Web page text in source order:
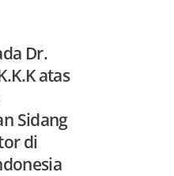
Dr.
atas
Sidang
di